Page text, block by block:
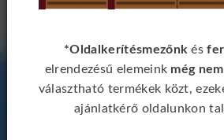
*Oldalkerítésmezőnk és
elrendezésű elemeink még
választható termékek közt,
ajánlatkérő oldalunkon